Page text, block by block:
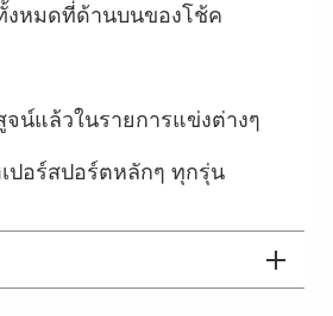
งหมดที่ด้านบนของโช้ค
น์แล้วในรายการแข่งต่างๆ
ปอร์สปอร์ตหลักๆ ทุกรุ่น